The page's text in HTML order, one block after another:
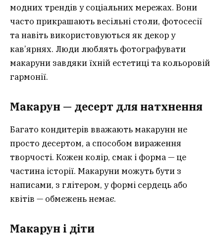
модних трендів у соціальних мережах. Вони
часто прикрашають весільні столи, фотосесії
та навіть використовуються як декор у
кав’ярнях. Люди люблять фотографувати
макаруни завдяки їхній естетиці та кольоровій
гармонії.
Макарун — десерт для натхнення
Багато кондитерів вважають макарунн не
просто десертом, а способом вираження
творчості. Кожен колір, смак і форма — це
частина історії. Макаруни можуть бути з
написами, з глітером, у формі сердець або
квітів — обмежень немає.
Макарун і діти